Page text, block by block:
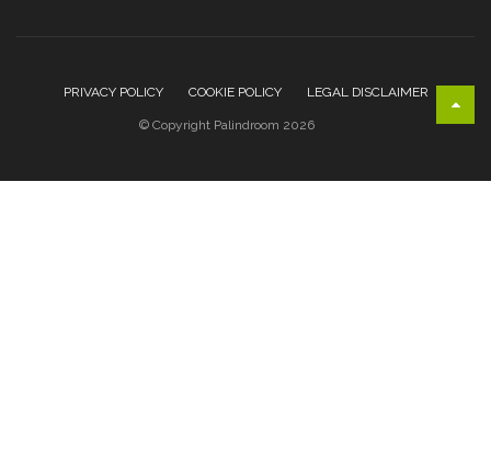
PRIVACY POLICY COOKIE POLICY LEGAL DISCLAIMER
© Copyright Palindroom 2026